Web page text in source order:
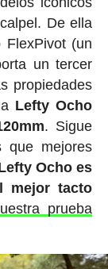
De ella
(un
un tercer
propiedades
Lefty Ocho
. Sigue
que mejores
Ocho es
mejor tacto
prueba